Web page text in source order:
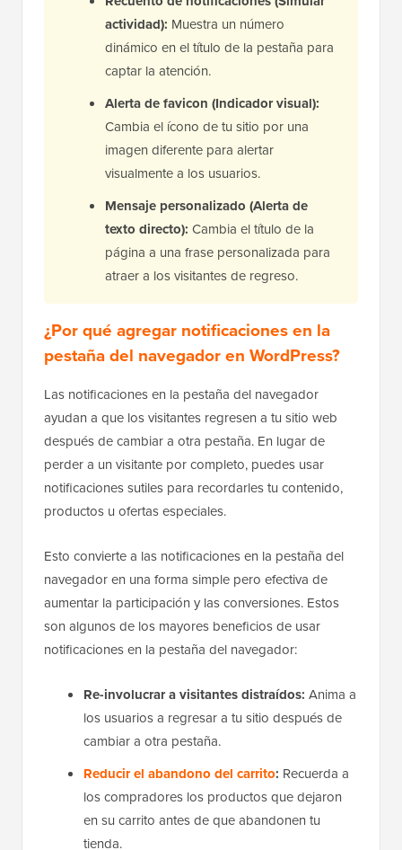
actividad): Muestra un número
dinámico en el título de la pestaña para
captar la atención.
Alerta de favicon (Indicador visual):
Cambia el ícono de tu sitio por una
imagen diferente para alertar
visualmente a los usuarios.
Mensaje personalizado (Alerta de
texto directo): Cambia el título de la
página a una frase personalizada para
atraer a los visitantes de regreso.
¿Por qué agregar notificaciones en la
pestaña del navegador en WordPress?
Las notificaciones en la pestaña del navegador
ayudan a que los visitantes regresen a tu sitio web
después de cambiar a otra pestaña. En lugar de
perder a un visitante por completo, puedes usar
notificaciones sutiles para recordarles tu contenido,
productos u ofertas especiales.
Esto convierte a las notificaciones en la pestaña del
navegador en una forma simple pero efectiva de
aumentar la participación y las conversiones. Estos
son algunos de los mayores beneficios de usar
notificaciones en la pestaña del navegador:
Re-involucrar a visitantes distraídos: Anima a
los usuarios a regresar a tu sitio después de
cambiar a otra pestaña.
Reducir el abandono del carrito: Recuerda a
los compradores los productos que dejaron
en su carrito antes de que abandonen tu
tienda.